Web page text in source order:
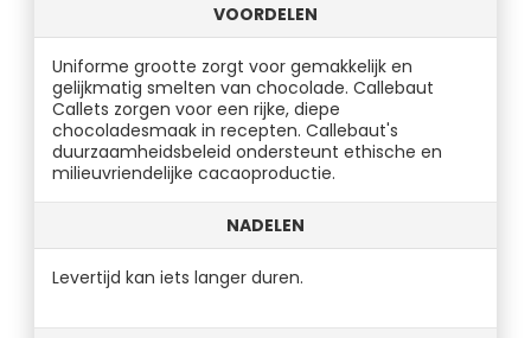
VOORDELEN
Uniforme grootte zorgt voor gemakkelijk en
gelijkmatig smelten van chocolade. Callebaut
Callets zorgen voor een rijke, diepe
chocoladesmaak in recepten. Callebaut's
duurzaamheidsbeleid ondersteunt ethische en
milieuvriendelijke cacaoproductie.
NADELEN
Levertijd kan iets langer duren.